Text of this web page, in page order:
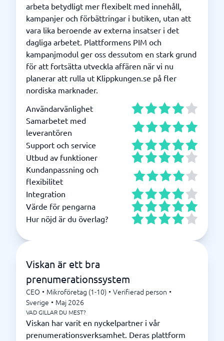
arbeta betydligt mer flexibelt med innehåll,
kampanjer och förbättringar i butiken, utan att
vara lika beroende av externa insatser i det
dagliga arbetet. Plattformens PIM och
kampanjmodul ger oss dessutom en stark grund
för att fortsätta utveckla affären när vi nu
planerar att rulla ut Klippkungen.se på fler
nordiska marknader.
Användarvänlighet
Samarbetet med
leverantören
Support och service
Utbud av funktioner
Kundanpassning och
flexibilitet
Integration
Värde för pengarna
Hur nöjd är du överlag?
Viskan är ett bra
prenumerationssystem
CEO • Mikroföretag (1-10) • Verifierad person •
Sverige • Maj 2026
VAD GILLAR DU MEST?
Viskan har varit en nyckelpartner i vår
prenumerationsverksamhet. Deras plattform